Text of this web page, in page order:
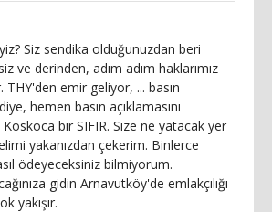
Siz sendika olduğunuzdan beri
ve derinden, adım adım haklarımız
THY'den emir geliyor, ... basın
hemen basın açıklamasını
bir SIFIR. Size ne yatacak yer
yakanızdan çekerim. Binlerce
ödeyeceksiniz bilmiyorum.
gidin Arnavutköy'de emlakçılığı
yakışır.